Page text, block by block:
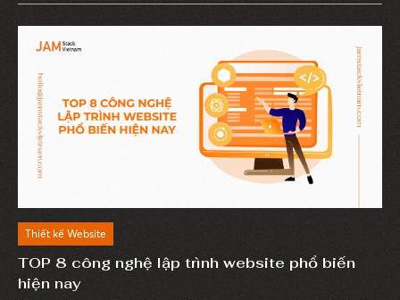
trò quan trọng giúp nâng cao tỷ lệ chuyển đổi. Do đó,
việc khéo léo tối ưu hóa mỗi bước trong quy trình này
là chìa khóa để nâng cao hiệu quả kinh doanh.
Thiết kế Website
TOP 8 công nghệ lập trình website phổ biến
hiện nay